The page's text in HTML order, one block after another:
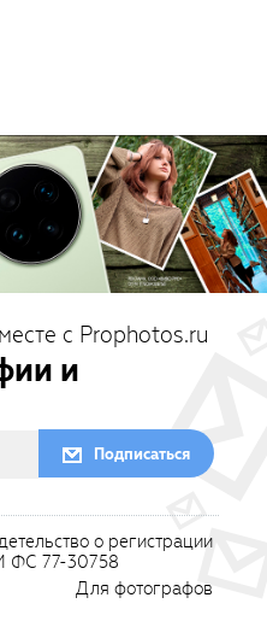
с Prophotos.ru
и
Подписаться
о регистрации
ФС 77-30758
Для фотографов